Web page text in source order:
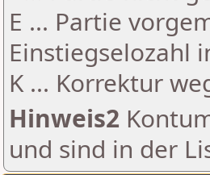
E ... Partie
Einstiegselozahl
K ... Korrektur
Hinweis2
und sind in der